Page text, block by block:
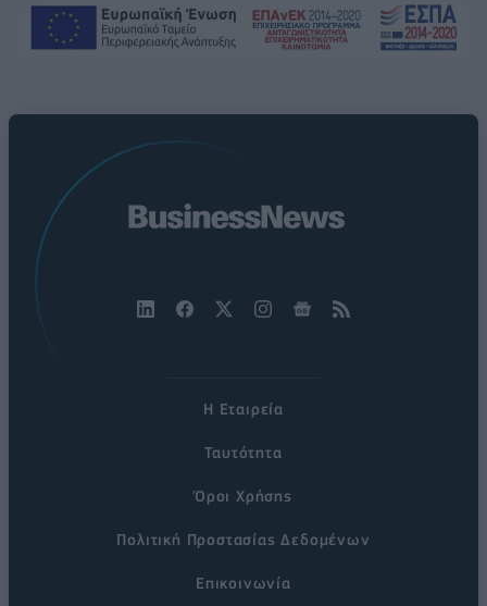
Η Εταιρεία
Ταυτότητα
Όροι Χρήσης
Πολιτική Προστασίας Δεδομένων
Επικοινωνία